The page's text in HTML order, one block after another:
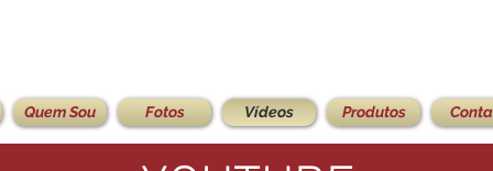
Quem Sou Fotos Vídeos Produtos